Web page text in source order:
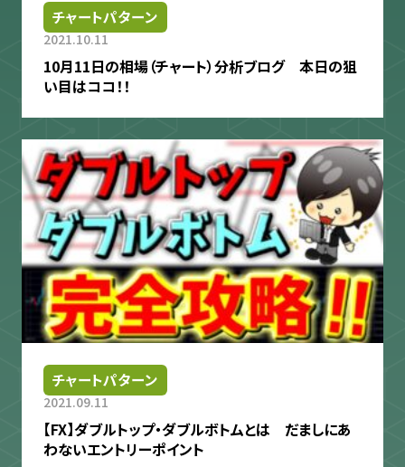
チャートパターン
2021.10.11
10月11日の相場（チャート）分析ブログ 本日の狙
い目はココ！！
チャートパターン
2021.09.11
【FX】ダブルトップ・ダブルボトムとは だましにあ
わないエントリーポイント